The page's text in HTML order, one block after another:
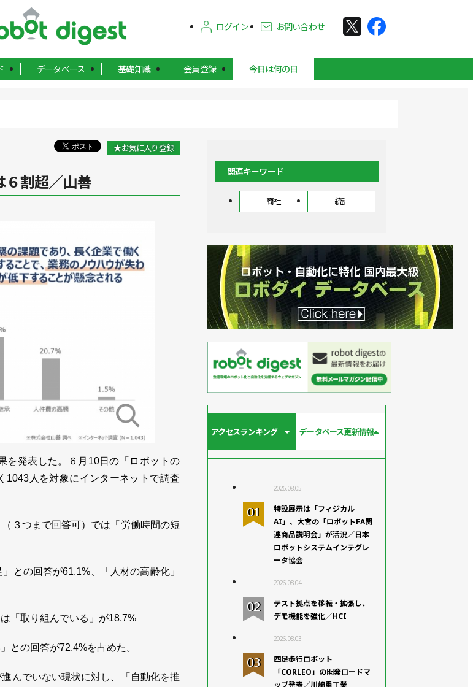
ログイン お問い合わせ
データベース 基礎知識 会員登録 今日は何の日
★お気に入り登録
６割超／山善
発表した。６月10日の「ロボットの
1043人を対象にインターネットで調査
３つまで回答可）では「労働時間の短
との回答が61.1%、「人材の高齢化」
「取り組んでいる」が18.7%
との回答が72.4%を占めた。
んでいない現状に対し、「自動化を推
関連キーワード
商社 統計
アクセスランキング データベース更新情報
2026.08.05
特設展示は「フィジカル
AI」、大宮の「ロボットFA関
連商品説明会」が活況／日本
ロボットシステムインテグレ
ータ協会
2026.08.04
テスト拠点を移転・拡張し、
デモ機能を強化／HCI
2026.08.03
四足歩行ロボット
「CORLEO」の開発ロードマ
ップ発表／川崎重工業